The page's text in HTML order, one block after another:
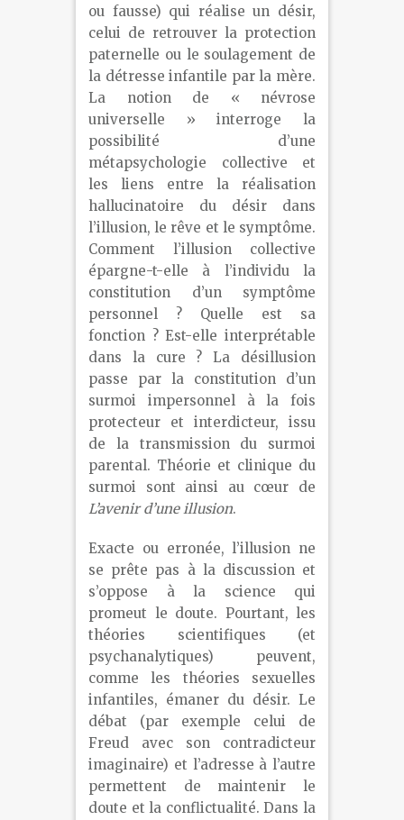
ou fausse) qui réalise un désir,
celui de retrouver la protection
paternelle ou le soulagement de
la détresse infantile par la mère.
La notion de « névrose
universelle » interroge la
possibilité d’une
métapsychologie collective et
les liens entre la réalisation
hallucinatoire du désir dans
l’illusion, le rêve et le symptôme.
Comment l’illusion collective
épargne-t-elle à l’individu la
constitution d’un symptôme
personnel ? Quelle est sa
fonction ? Est-elle interprétable
dans la cure ? La désillusion
passe par la constitution d’un
surmoi impersonnel à la fois
protecteur et interdicteur, issu
de la transmission du surmoi
parental. Théorie et clinique du
surmoi sont ainsi au cœur de
L’avenir d’une illusion.
Exacte ou erronée, l’illusion ne
se prête pas à la discussion et
s’oppose à la science qui
promeut le doute. Pourtant, les
théories scientifiques (et
psychanalytiques) peuvent,
comme les théories sexuelles
infantiles, émaner du désir. Le
débat (par exemple celui de
Freud avec son contradicteur
imaginaire) et l’adresse à l’autre
permettent de maintenir le
doute et la conflictualité. Dans la